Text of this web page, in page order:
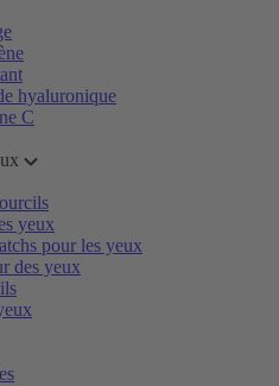
hyaluronique
C
yeux
pour les yeux
des yeux